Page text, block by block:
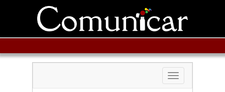
Toggle
navigation